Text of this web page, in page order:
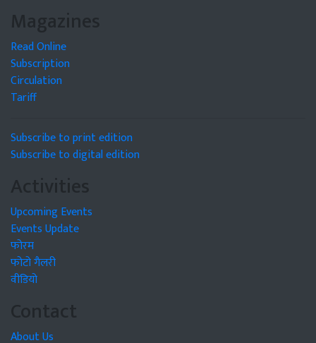
Magazines
Read Online
Subscription
Circulation
Tariff
Subscribe to print edition
Subscribe to digital edition
Activities
Upcoming Events
Events Update
फोरम
फोटो गैलरी
वीडियो
Contact
About Us